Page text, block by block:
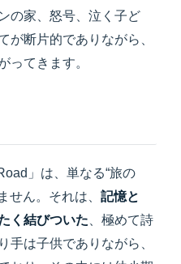
の家、怒号、泣く子ど
が断片的でありながら、
ってきます。
」は、単なる“旅の
せん。それは、 記憶と
く結びついた 、極めて詩
手は子供でありながら、